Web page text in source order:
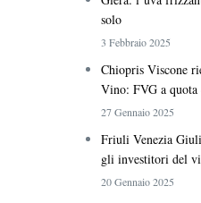
solo
3 Febbraio 2025
Chiopris Viscone
Vino: FVG a quota
27 Gennaio 2025
Friuli Venezia
gli investitori del
20 Gennaio 2025